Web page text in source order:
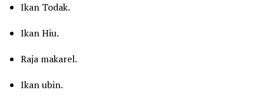
Ikan Todak.
Ikan Hiu.
Raja makarel.
Ikan ubin.